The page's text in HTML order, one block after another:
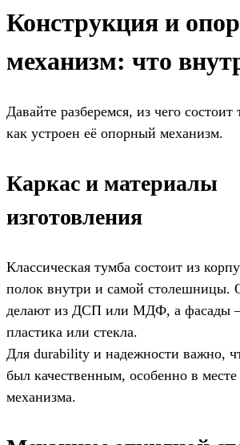
Конструкция и
механизм: что
Давайте разберемся, из чего состоит
как устроен её опорный механизм.
Каркас и материалы
изготовления
Классическая тумба состоит из
полок внутри и самой столешницы.
делают из ДСП или МДФ, а фасады
пластика или стекла.
Для durability и надежности важно,
был качественным, особенно в
механизма.